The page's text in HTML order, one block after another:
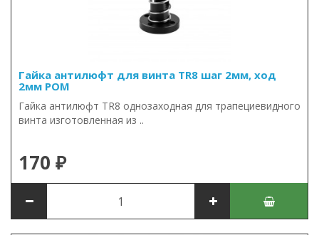
Гайка антилюфт для винта TR8 шаг 2мм, ход
2мм POM
Гайка антилюфт TR8 однозаходная для трапециевидного
винта изготовленная из ..
170 ₽